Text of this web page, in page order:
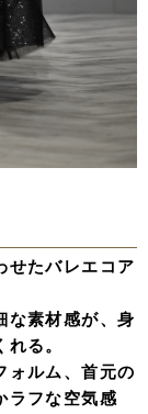
せたバレエコア
な素材感が、身
る。
ォルム、首元の
ラフな空気感